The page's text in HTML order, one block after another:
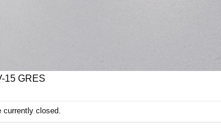
15 GRES
closed.